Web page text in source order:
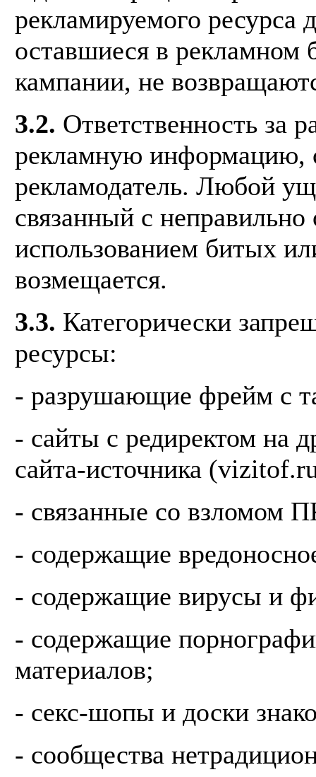
рекламируемого ресурса
оставшиеся в рекламном
кампании, не
3.2. Ответственность за
рекламную информацию,
рекламодатель. Любой
связанный с
использованием битых
возмещается.
3.3. Категорически
ресурсы:
- разрушающие фрейм с
- сайты с редиректом на
сайта-источника
- связанные со взломом
- содержащие
- содержащие вирусы и
- содержащие
материалов;
- секс-шопы и доски
- сообщества